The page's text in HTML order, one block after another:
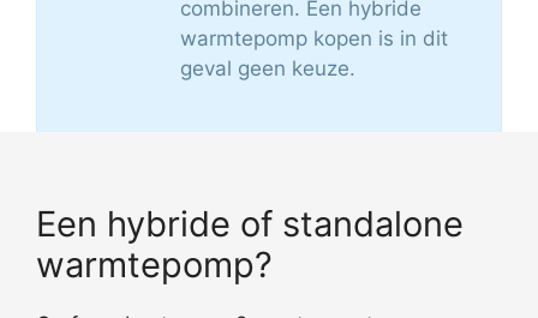
combineren. Een hybride
warmtepomp kopen is in dit
geval geen keuze.
Een hybride of standalone
warmtepomp?